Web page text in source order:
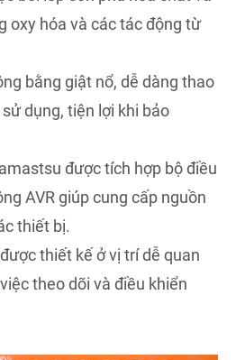
oxy hóa và các tác động từ
bằng giật nổ, dễ dàng thao
dụng, tiện lợi khi bảo
được tích hợp bộ điều
AVR giúp cung cấp nguồn
thiết bị.
thiết kế ở vị trí dễ quan
theo dõi và điều khiển